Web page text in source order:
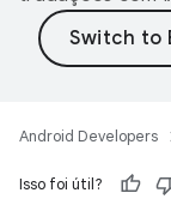
Android Developers
Isso foi útil?